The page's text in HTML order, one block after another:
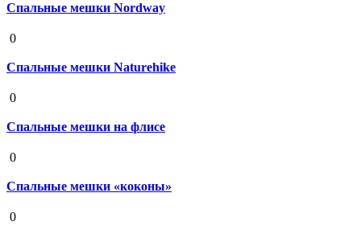
Спальные мешки Nordway
0
Спальные мешки Naturehike
0
Спальные мешки на флисе
0
Спальные мешки «коконы»
0